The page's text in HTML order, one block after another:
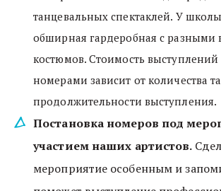
танцевальных спектаклей. У
обширная гардеробная с разными
костюмов. Стоимость
номерами зависит от количества
продолжительности выступления.
Постановка номеров под
участием наших артистов.
мероприятие особенным и